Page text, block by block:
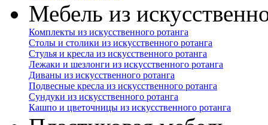
Мебель из
Комплекты из искусственного ротанга
Столы и столики из искусственного ротанга
Стулья и кресла из искусственного ротанга
Лежаки и шезлонги из искусственного ротанга
Диваны из искусственного ротанга
Подвесные кресла из искусственного ротанга
Сундуки из искусственного ротанга
Кашпо и цветочницы из искусственного ротанга